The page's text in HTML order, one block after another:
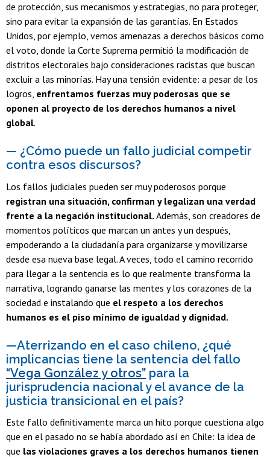
de protección, sus mecanismos y estrategias, no para proteger,
sino para evitar la expansión de las garantías. En Estados
Unidos, por ejemplo, vemos amenazas a derechos básicos como
el voto, donde la Corte Suprema permitió la modificación de
distritos electorales bajo consideraciones racistas que buscan
excluir a las minorías. Hay una tensión evidente: a pesar de los
logros, enfrentamos fuerzas muy poderosas que se
oponen al proyecto de los derechos humanos a nivel
global.
— ¿Cómo puede un fallo judicial competir
contra esos discursos?
Los fallos judiciales pueden ser muy poderosos porque
registran una situación, confirman y legalizan una verdad
frente a la negación institucional. Además, son creadores de
momentos políticos que marcan un antes y un después,
empoderando a la ciudadanía para organizarse y movilizarse
desde esa nueva base legal. A veces, todo el camino recorrido
para llegar a la sentencia es lo que realmente transforma la
narrativa, logrando ganarse las mentes y los corazones de la
sociedad e instalando que el respeto a los derechos
humanos es el piso mínimo de igualdad y dignidad.
—Aterrizando en el caso chileno, ¿qué
implicancias tiene la sentencia del fallo
“Vega González y otros” para la
jurisprudencia nacional y el avance de la
justicia transicional en el país?
Este fallo definitivamente marca un hito porque cuestiona algo
que en el pasado no se había abordado así en Chile: la idea de
que las violaciones graves a los derechos humanos tienen